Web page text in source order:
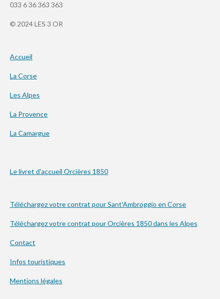
033 6 36 363 363
© 2024 LES 3 OR
Accueil
La Corse
Les Alpes
La Provence
La Camargue
Le livret d'accueil Orcières 1850
Téléchargez votre contrat pour Sant'Ambroggio en Corse
Téléchargez votre contrat pour Orcières 1850 dans les Alpes
Contact
Infos touristiques
Mentions légales